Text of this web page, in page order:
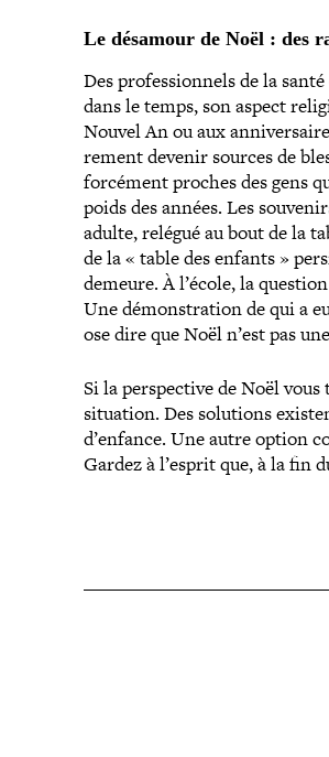
Le désamour de Noël : des
Des pro­fes­sion­nels de la
dans le temps, son aspect
Nouvel An ou aux
re­ment devenir sources de
forcément proches des gens
poids des années. Les
adulte, relégué au bout de la
de la « table des enfants »
demeure. À l’école, la
Une démons­tra­tion de qui a
ose dire que Noël n’est pas
Si la pers­pec­tive de Noël vous
situation. Des solutions
d’enfance. Une autre option
Gardez à l’esprit que, à la fin